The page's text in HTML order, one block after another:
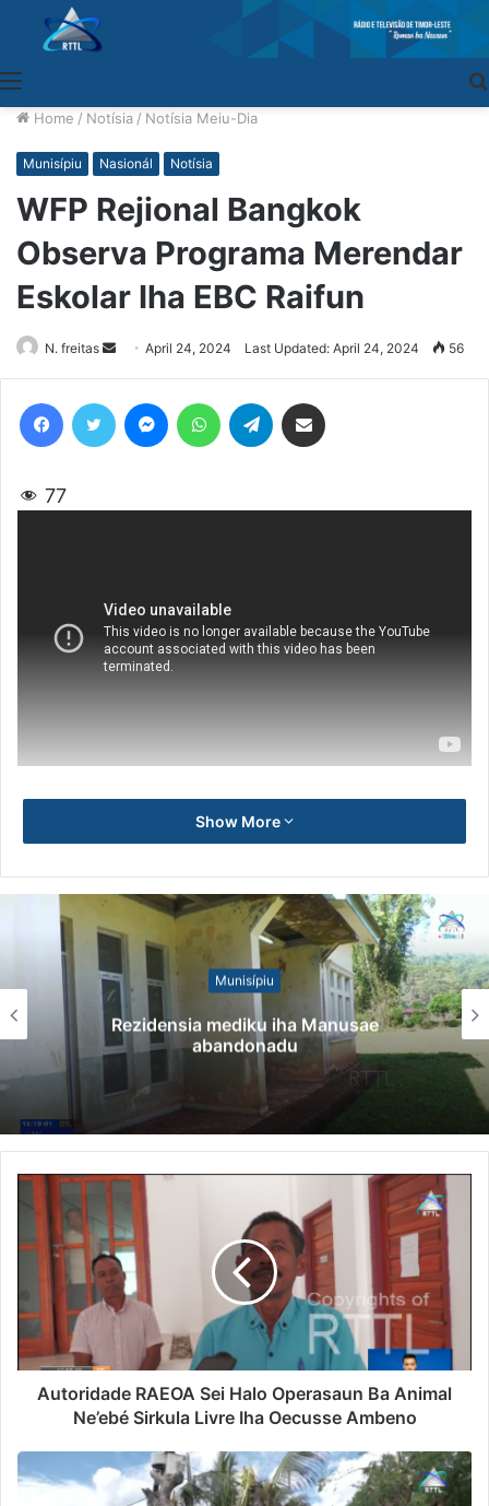
Home / Notísia / Notísia Meiu-Dia
Munisípiu Nasionál Notísia
WFP Rejional Bangkok
Observa Programa Merendar
Eskolar Iha EBC Raifun
N. freitas
Send
an
email
April 24, 2024 Last Updated: April 24, 2024 56
77
Show More
Munisípiu
Rezidensia mediku iha Manusae
abandonadu
Autoridade RAEOA Sei Halo Operasaun Ba Animal
Ne’ebé Sirkula Livre Iha Oecusse Ambeno